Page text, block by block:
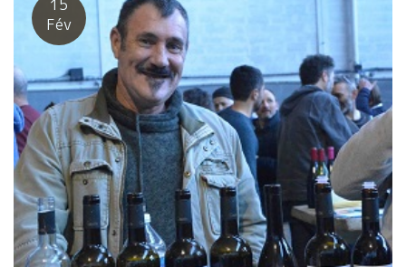
昨年のBMO20周年記念イベントで来日のゲシクトのアルノ
ー、クロ・マソットのピエール・ニコラとは日本での懐かしい話
しに花を咲かせながらの試飲。 いつでも安定の美味さのゲシク
ト。 クロマソットの2017はマセラシオンを短くした影響で、今ま
でとはまた一味違うエレガントなワインに！ これまた3月来日予
定のドメーヌ・ル・ブ・デュ・モンドのエドワーは頼もしい息子
とともに。 オリビエ・コーエンの友人の造り出すRedというキュ
ヴェが、これまた凄い！ スペインからアンフォラおじさんと、
シェラネバダ山脈の麓、標高1000メートルのぶどう畑でワインを
造るボデガ・カウゾンも美味い！ ミュスカデの自然派、新
ジェネレーション、レミ・セデス美味し！ ガイヤックのボワモワ
セは息子が一緒にワイン造りを始め、ワインの品質が更に高くな
った。美味し！ 南ローヌのレ・マウは、変わらず南らしから
15
Fév